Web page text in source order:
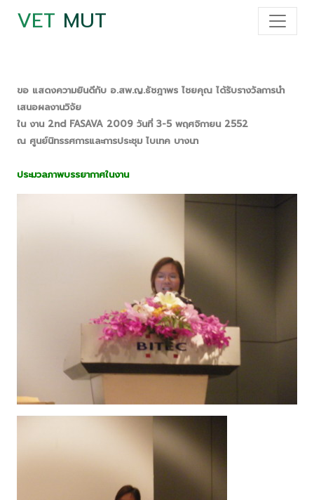
VET MUT
ขอ แสดงความยินดีกับ อ.สพ.ญ.ธัชฎาพร ไชยคุณ ได้รับรางวัลการนำ
เสนอผลงานวิจัย
ใน งาน 2nd FASAVA 2009 วันที่ 3-5 พฤศจิกายน 2552
ณ ศูนย์นิทรรศการและการประชุม ไบเทค บางนา
ประมวลภาพบรรยากาศในงาน